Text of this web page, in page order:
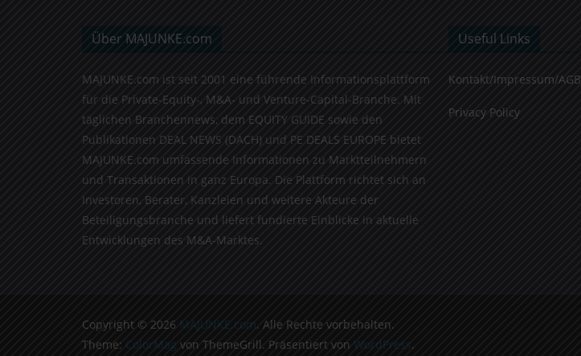
Über MAJUNKE.com
MAJUNKE.com ist seit 2001 eine führende Informationsplattform
für die Private-Equity-, M&A- und Venture-Capital-Branche. Mit
täglichen Branchennews, dem EQUITY GUIDE sowie den
Publikationen DEAL NEWS (DACH) und PE DEALS EUROPE bietet
MAJUNKE.com umfassende Informationen zu Marktteilnehmern
und Transaktionen in ganz Europa. Die Plattform richtet sich an
Investoren, Berater, Kanzleien und weitere Akteure der
Beteiligungsbranche und liefert fundierte Einblicke in aktuelle
Entwicklungen des M&A-Marktes.
Useful Links
Kontakt/Impressum/
Privacy Policy
Copyright © 2026 MAJUNKE.com. Alle Rechte vorbehalten.
Theme: ColorMag von ThemeGrill. Präsentiert von WordPress.